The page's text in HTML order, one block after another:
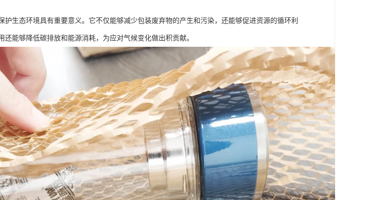
护生态环境具有重要意义。它不仅能够减少包装废弃物的产生和污染，还能够促进资源的循环利
能够降低碳排放和能源消耗，为应对气候变化做出积贡献。